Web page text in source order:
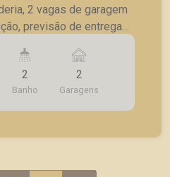
2 vagas de garagem
2
Banho
2
Garagens